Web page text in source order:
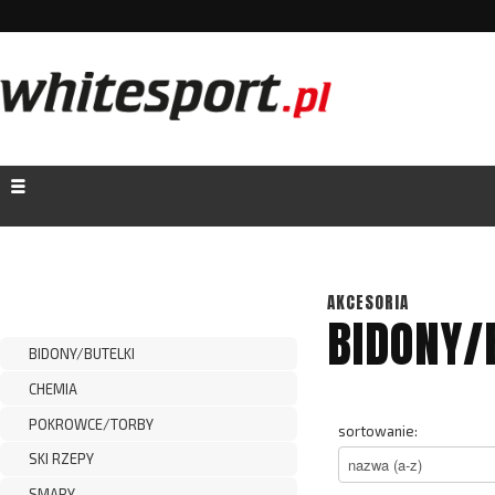
BIDONY/BUTELKI
CHEMIA
POKROWCE/TORBY
SKI RZEPY
AKCESORIA
sortowanie: